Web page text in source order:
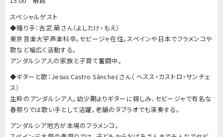
スペシャルゲスト
◆踊り手：吉武 萌さん（よしたけ・もえ）
東京音楽大学声楽科卒。セビージャ在住。スペインや日本でフラメンコや
歌など幅広く活動する。
アンダルシア人の家族と子育て奮闘中。
◆ギターと歌：Jesus Castro Sánchezさん（ ヘスス・カストロ・サンチェ
ス）
生粋のアンダルシア人。幼少期よりギターに親しみ、セビージャで有名な
春祭りでは歌い手として活躍。老舗のタブラオでも演奏する。
アンダルシア地方が本場のフラメンコ。